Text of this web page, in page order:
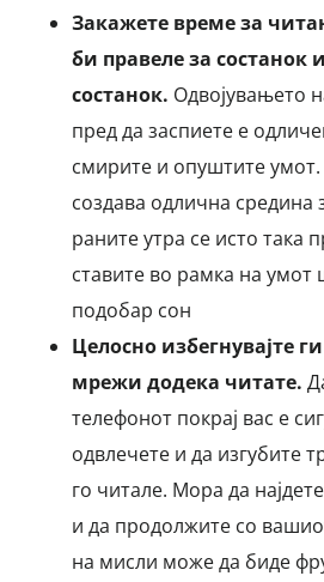
Закажете време за
би правеле за состанок
состанок. Одвојувањето
пред да заспиете е
смирите и опуштите умот.
создава одлична средина
раните утра се исто така
ставите во рамка на
подобар сон
Целосно избегнувајте
мрежи додека читате.
телефонот покрај вас е
одвлечете и да изгубите
го читале. Мора да
и да продолжите со
на мисли може да биде